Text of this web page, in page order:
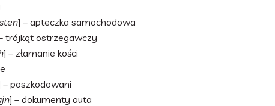
] – apteczka samochodowa
– trójkąt ostrzegawczy
] – złamanie kości
– poszkodowani
] – dokumenty auta